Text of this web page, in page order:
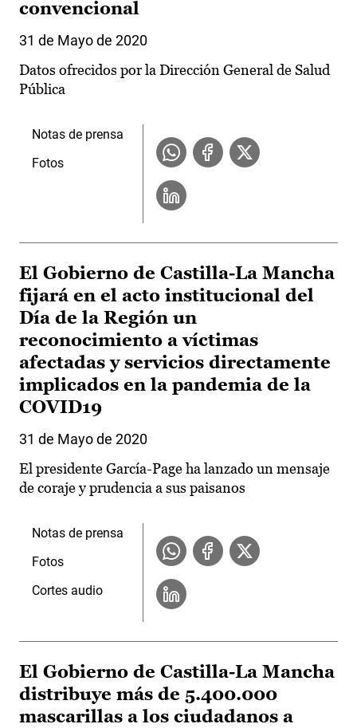
convencional
31 de Mayo de 2020
Datos ofrecidos por la Dirección General de Salud
Pública
Notas de prensa
Fotos
El Gobierno de Castilla-La Mancha
fijará en el acto institucional del
Día de la Región un
reconocimiento a víctimas
afectadas y servicios directamente
implicados en la pandemia de la
COVID19
31 de Mayo de 2020
El presidente García-Page ha lanzado un mensaje
de coraje y prudencia a sus paisanos
Notas de prensa
Fotos
Cortes audio
El Gobierno de Castilla-La Mancha
distribuye más de 5.400.000
mascarillas a los ciudadanos a